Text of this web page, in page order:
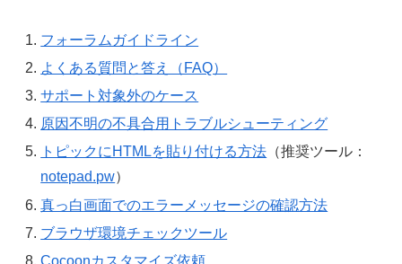
フォーラムガイドライン
よくある質問と答え（FAQ）
サポート対象外のケース
原因不明の不具合用トラブルシューティング
トピックにHTMLを貼り付ける方法 （推奨ツール：
notepad.pw）
真っ白画面でのエラーメッセージの確認方法
ブラウザ環境チェックツール
Cocoonカスタマイズ依頼